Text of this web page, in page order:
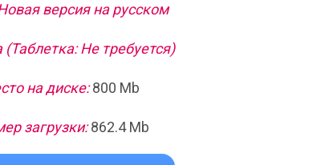
версия на русском
Не требуется)
на диске:800 Mb
загрузки:862.4 Mb